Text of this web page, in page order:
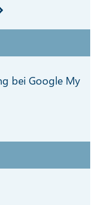
bei Google My